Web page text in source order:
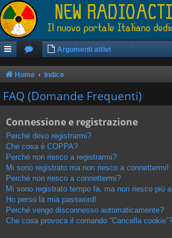
Argomenti attivi
Home Indice
FAQ (Domande Frequenti)
Connessione e registrazione
Perché devo registrarmi?
Che cosa è COPPA?
Perché non riesco a registrarmi?
Mi sono registrato ma non riesco a connettermi!
Perché non riesco a connettermi?
Mi sono registrato tempo fa, ma non riesco più
Ho perso la mia password!
Perché vengo disconnesso automaticamente?
Che cosa provoca il comando “Cancella cookie”?